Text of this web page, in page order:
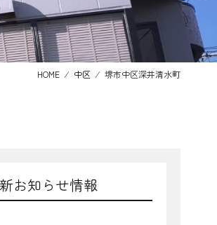
HOME ⁄ 中区 ⁄ 堺市中区深井清水町
お知らせ情報